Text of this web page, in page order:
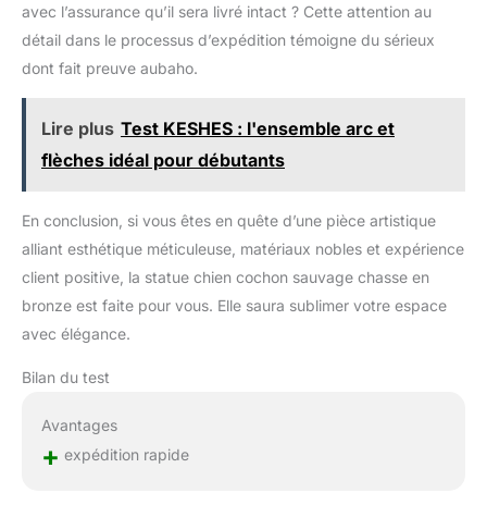
avec l’assurance qu’il sera livré intact ? Cette attention au
détail dans le processus d’expédition témoigne du sérieux
dont fait preuve aubaho.
Lire plus Test KESHES : l'ensemble arc et
flèches idéal pour débutants
En conclusion, si vous êtes en quête d’une pièce artistique
alliant esthétique méticuleuse, matériaux nobles et expérience
client positive, la statue chien cochon sauvage chasse en
bronze est faite pour vous. Elle saura sublimer votre espace
avec élégance.
Bilan du test
Avantages
+ expédition rapide